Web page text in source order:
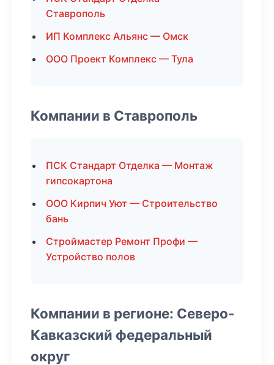
Ставрополь
ИП Комплекс Альянс — Омск
ООО Проект Комплекс — Тула
Компании в Ставрополь
ПСК Стандарт Отделка — Монтаж
гипсокартона
ООО Кирпич Уют — Строительство
бань
Строймастер Ремонт Профи —
Устройство полов
Компании в регионе: Северо-
Кавказский федеральный
округ